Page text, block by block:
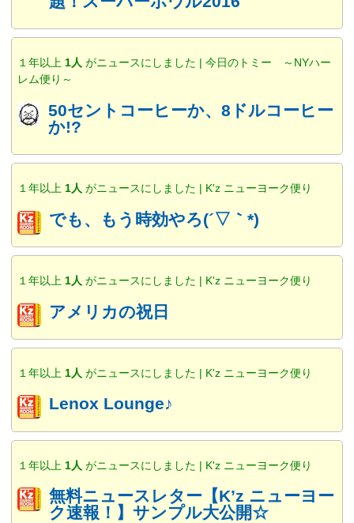
１年以上 1人 がニュースにしました | 今日のトミー ～NYハー
レム便り～
50セントコーヒーか、8ドルコーヒー
か!?
１年以上 1人 がニュースにしました | K'z ニューヨーク便り
でも、もう時効やろ(´▽｀*)
１年以上 1人 がニュースにしました | K'z ニューヨーク便り
アメリカの祝日
１年以上 1人 がニュースにしました | K'z ニューヨーク便り
Lenox Lounge♪
１年以上 1人 がニュースにしました | K'z ニューヨーク便り
無料ニュースレター【K’z ニューヨー
ク速報！】サンプル大公開☆